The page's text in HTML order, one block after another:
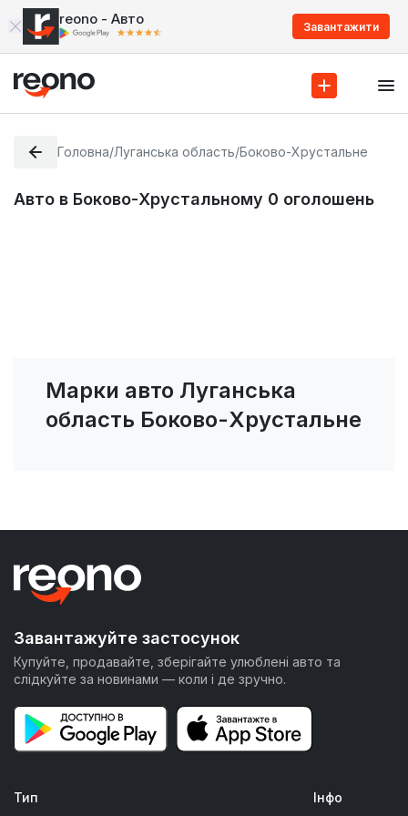
reono - Авто Завантажити
Головна/Луганська область/Боково-Хрустальне
Авто в Боково-Хрустальному 0 оголошень
Марки авто Луганська
область Боково-Хрустальне
Завантажуйте застосунок
Купуйте, продавайте, зберігайте улюблені авто та
слідкуйте за новинами — коли і де зручно.
Тип Інфо